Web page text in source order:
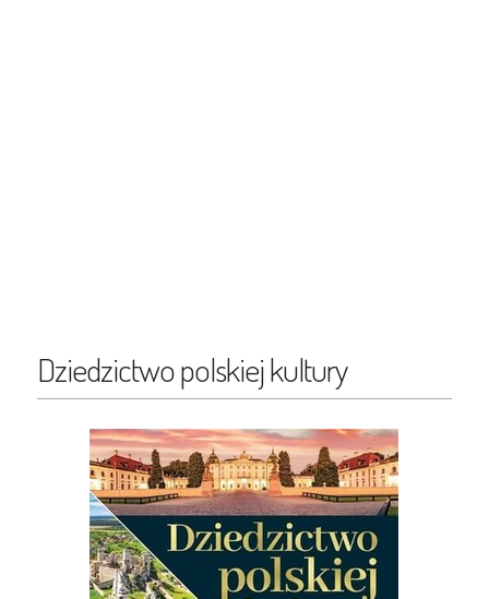
Dziedzictwo polskiej kultury